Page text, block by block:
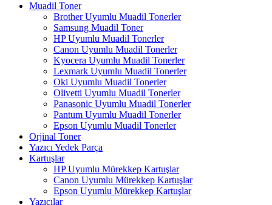
Muadil Toner
Brother Uyumlu Muadil Tonerler
Samsung Muadil Toner
HP Uyumlu Muadil Tonerler
Canon Uyumlu Muadil Tonerler
Kyocera Uyumlu Muadil Tonerler
Lexmark Uyumlu Muadil Tonerler
Oki Uyumlu Muadil Tonerler
Olivetti Uyumlu Muadil Tonerler
Panasonic Uyumlu Muadil Tonerler
Pantum Uyumlu Muadil Tonerler
Epson Uyumlu Muadil Tonerler
Orjinal Toner
Yazıcı Yedek Parça
Kartuşlar
HP Uyumlu Mürekkep Kartuşlar
Canon Uyumlu Mürekkep Kartuşlar
Epson Uyumlu Mürekkep Kartuşlar
Yazıcılar